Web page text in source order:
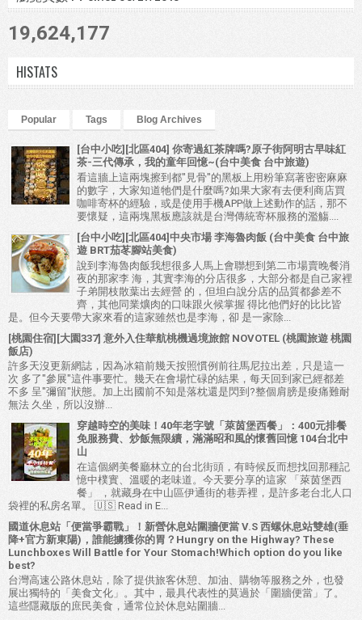
19,624,177
HISTATS
Popular Tags Blog Archives
[台中小吃][北區404] 你寄過紅茶牌嗎?原子街阿明古早味紅
茶-三代傳承，我的童年回憶~(台中美食 台中旅遊)
看這牆上這兩塊擦到都"見骨"的黑板上用粉筆寫著密密麻麻
的數字，大家知道牠們是什麼嗎?如果大家有去便利商店買
咖啡寄杯的經驗，或是使用手機APP做上述動作的話，那不
要懷疑，這兩塊黑板應該就是台灣傳統寄杯服務的濫觴....
[台中小吃][北區404]中央市場 李海魯肉飯 (台中美食 台中旅
遊 BRT茄苳腳站美食)
說到李海魯肉飯我想很多人馬上會聯想到第二市場賣晚餐消
夜的那家李 海，其實李海的分店很多，大部分都是自己家裡
子弟開枝散葉出去經營 的，但坦白說分店的品質都參差不
齊，其他同業爌肉的口味跟火候掌握 得比他們好的比比皆
是。但今天要帶大家來看的這家雖然也是李海，卻 是一家除...
[桃園住宿][大園337] 意外入住華航桃機過境旅館 NOVOTEL (桃園旅遊 桃園
飯店)
許多天沒更新網誌，因為冰箱前幾天按照慣例前往馬尼拉出差，只是這一
次 多了"參展"這件事要忙。幾天在會場忙碌的結果，每天回到家已經都差
不多 呈"彌留"狀態。加上出國前不知是落枕還是閃到?整個肩膀是痠痛難耐
無法 久坐，所以沒辦...
穿越時空的美味！40年老字號「萊茵堡西餐」：400元排餐
免服務費、炒飯無限續，滿滿昭和風的懷舊回憶 104台北中
山
在這個網美餐廳林立的台北街頭，有時候反而想找回那種記
憶中樸實、溫暖的老味道。今天要分享的這家 「萊茵堡西
餐」 ，就藏身在中山區伊通街的巷弄裡，是許多老台北人口
袋裡的私房名單。 🇺🇸 Read in E...
國道休息站「便當爭霸戰」！新營休息站圍牆便當 V.S 西螺休息站雙雄(垂
降+官方新東陽)，誰能擄獲你的胃？Hungry on the Highway? These
Lunchboxes Will Battle for Your Stomach!Which option do you like
best?
台灣高速公路休息站，除了提供旅客休憩、加油、購物等服務之外，也發
展出獨特的「美食文化」。其中，最具代表性的莫過於「圍牆便當」了。
這些隱藏版的庶民美食，通常位於休息站圍牆...